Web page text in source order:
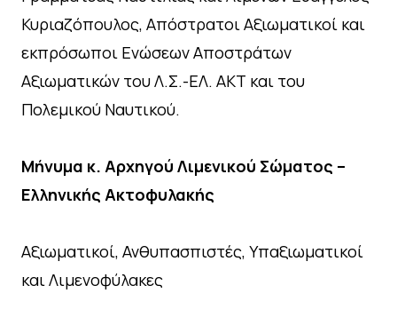
Κυριαζόπουλος, Απόστρατοι Αξιωματικοί και
εκπρόσωποι Ενώσεων Αποστράτων
Αξιωματικών του Λ.Σ.-ΕΛ. ΑΚΤ και του
Πολεμικού Ναυτικού.
Μήνυμα κ. Αρχηγού Λιμενικού Σώματος –
Ελληνικής Ακτοφυλακής
Αξιωματικοί, Ανθυπασπιστές, Υπαξιωματικοί
και Λιμενοφύλακες